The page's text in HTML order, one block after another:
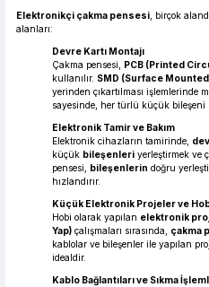
Elektronikçi çakma pensesi , birçok
alanları:
Devre Kartı Montajı
Çakma pensesi, PCB (Printed
kullanılır. SMD (Surface
yerinden çıkartılması işlemlerinde
sayesinde, her türlü küçük bileşeni
Elektronik Tamir ve Bakım
Elektronik cihazların tamirinde,
küçük bileşenleri yerleştirmek ve
pensesi, bileşenlerin doğru
hızlandırır.
Küçük Elektronik Projeler ve
Hobi olarak yapılan elektronik
Yap) çalışmaları sırasında, çakma
kablolar ve bileşenler ile yapılan
idealdir.
Kablo Bağlantıları ve Sıkma